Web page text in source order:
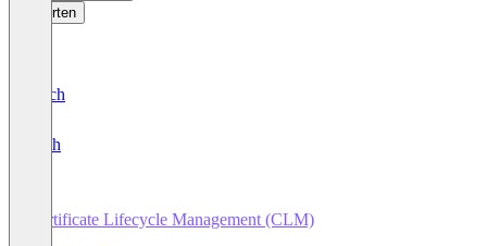
Bewerten
Deutsch
English
Certificate Lifecycle Management (CLM)